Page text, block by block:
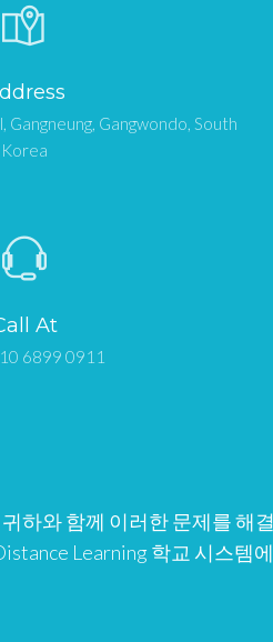
Gangneung, Gangwondo, South
Korea
At
6899 0911
하와 함께 이러한 문제를 해
Learning 학교 시스템